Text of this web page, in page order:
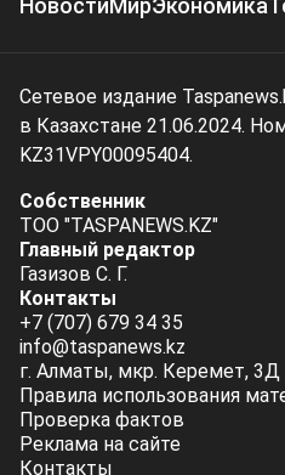
НовостиМирЭкономика
Сетевое издание
в Казахстане 21.06.2024.
KZ31VPY00095404.
Собственник
ТОО "TASPANEWS.KZ"
Главный редактор
Газизов С. Г.
Контакты
+7 (707) 679 34 35
info@taspanews.kz
г. Алматы, мкр. Керемет, 3Д
Правила использования
Проверка фактов
Реклама на сайте
Контакты